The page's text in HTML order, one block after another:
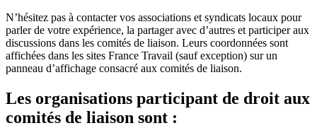
N’hésitez pas à contacter vos associations et syndicats locaux pour
parler de votre expérience, la partager avec d’autres et participer aux
discussions dans les comités de liaison. Leurs coordonnées sont
affichées dans les sites France Travail (sauf exception) sur un
panneau d’affichage consacré aux comités de liaison.
Les organisations participant de droit aux
comités de liaison sont :